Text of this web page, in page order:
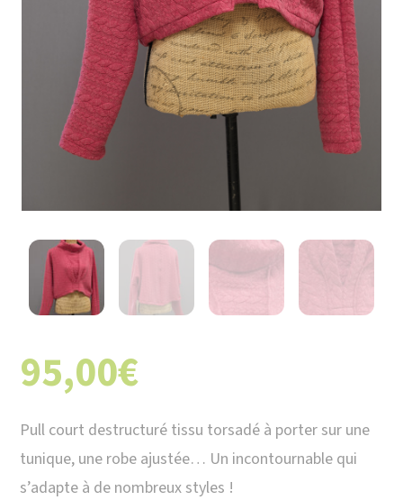
95,00€
Pull court destructuré tissu torsadé à porter sur une
tunique, une robe ajustée… Un incontournable qui
s’adapte à de nombreux styles !